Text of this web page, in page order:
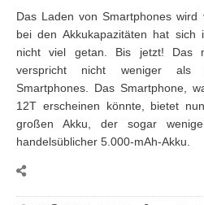
Das Laden von Smartphones wird
bei den Akkukapazitäten hat
nicht viel getan. Bis jetzt! Das
verspricht nicht weniger als
Smartphones. Das Smartphone,
12T erscheinen könnte, bietet
großen Akku, der sogar
handelsüblicher 5.000-mAh-Akku.